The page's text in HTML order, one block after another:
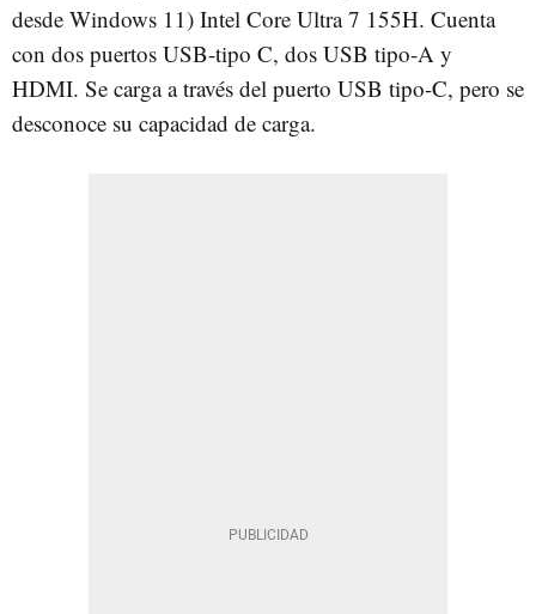
desde Windows 11) Intel Core Ultra 7 155H. Cuenta
con dos puertos USB-tipo C, dos USB tipo-A y
HDMI. Se carga a través del puerto USB tipo-C, pero se
desconoce su capacidad de carga.